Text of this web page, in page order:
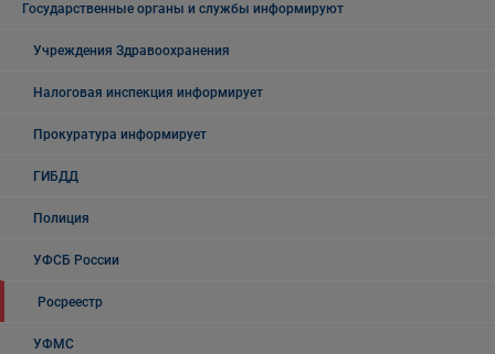
Государственные органы и службы информируют
Учреждения Здравоохранения
Налоговая инспекция информирует
Прокуратура информирует
ГИБДД
Полиция
УФСБ России
Росреестр
УФМС